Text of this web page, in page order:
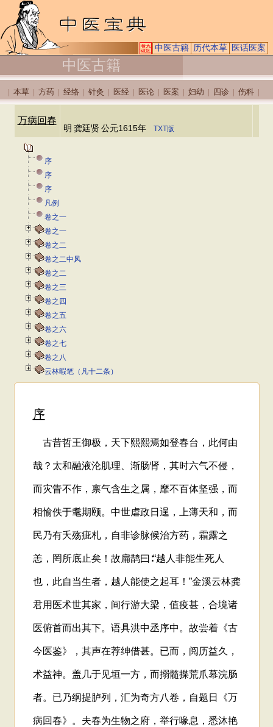
中医古籍 历代本草 医话医案
中医古籍
本草 方药 经络 针灸 医经 医论 医案 妇幼 四诊 伤科
万病回春
明 龚廷贤 公元1615年 TXT版
序
序
序
凡例
卷之一
卷之一
卷之二
卷之二中风
卷之二
卷之三
卷之四
卷之五
卷之六
卷之七
卷之八
云林暇笔（凡十二条）